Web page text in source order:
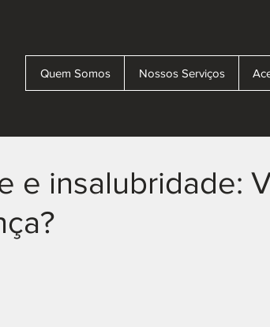
Quem Somos Nossos Serviços
e insalubridade: